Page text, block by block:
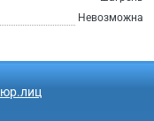
Невозможна